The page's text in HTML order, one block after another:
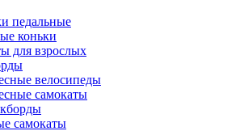
педальные
коньки
для взрослых
велосипеды
самокаты
самокаты